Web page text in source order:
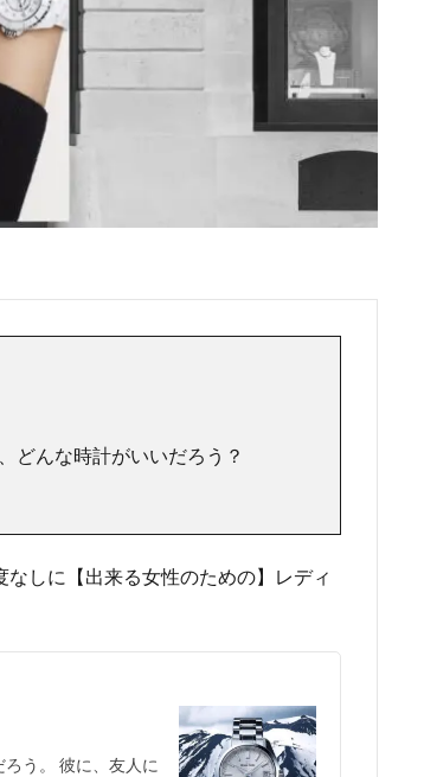
どんな時計がいいだろう？
しに【出来る女性のための】レディ
う。 彼に、友人に